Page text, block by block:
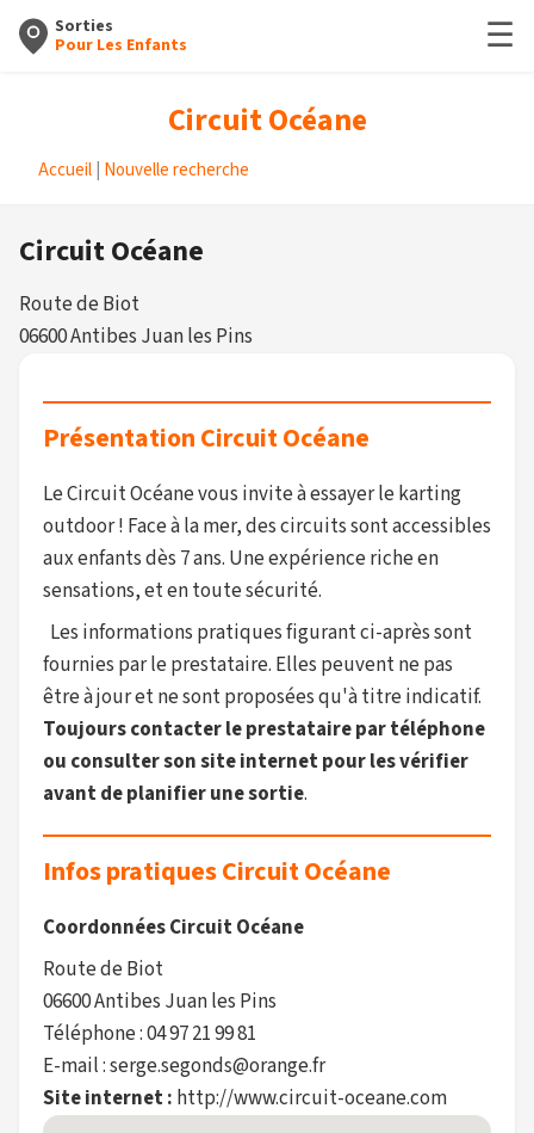
Sorties
Pour Les Enfants
☰
Circuit Océane
Accueil Nouvelle recherche
Circuit Océane
Route de Biot
06600 Antibes Juan les Pins
Présentation Circuit Océane
Le Circuit Océane vous invite à essayer le karting
outdoor ! Face à la mer, des circuits sont accessibles
aux enfants dès 7 ans. Une expérience riche en
sensations, et en toute sécurité.
Les informations pratiques figurant ci-après sont
fournies par le prestataire. Elles peuvent ne pas
être à jour et ne sont proposées qu'à titre indicatif.
Toujours contacter le prestataire par téléphone
ou consulter son site internet pour les vérifier
avant de planifier une sortie.
Infos pratiques Circuit Océane
Coordonnées Circuit Océane
Route de Biot
06600 Antibes Juan les Pins
Téléphone : 04 97 21 99 81
E-mail : serge.segonds@orange.fr
Site internet : http://www.circuit-oceane.com